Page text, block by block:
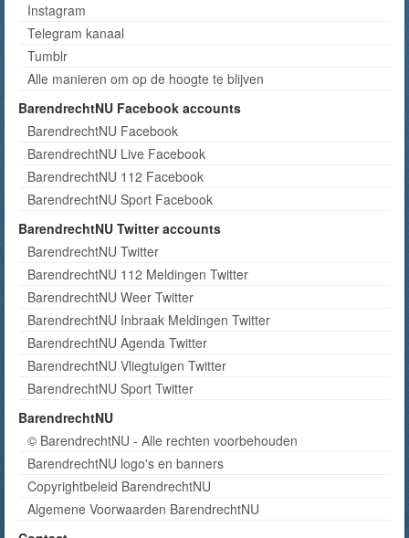
Instagram
Telegram kanaal
Tumblr
Alle manieren om op de hoogte te blijven
BarendrechtNU Facebook accounts
BarendrechtNU Facebook
BarendrechtNU Live Facebook
BarendrechtNU 112 Facebook
BarendrechtNU Sport Facebook
BarendrechtNU Twitter accounts
BarendrechtNU Twitter
BarendrechtNU 112 Meldingen Twitter
BarendrechtNU Weer Twitter
BarendrechtNU Inbraak Meldingen Twitter
BarendrechtNU Agenda Twitter
BarendrechtNU Vliegtuigen Twitter
BarendrechtNU Sport Twitter
BarendrechtNU
© BarendrechtNU - Alle rechten voorbehouden
BarendrechtNU logo's en banners
Copyrightbeleid BarendrechtNU
Algemene Voorwaarden BarendrechtNU